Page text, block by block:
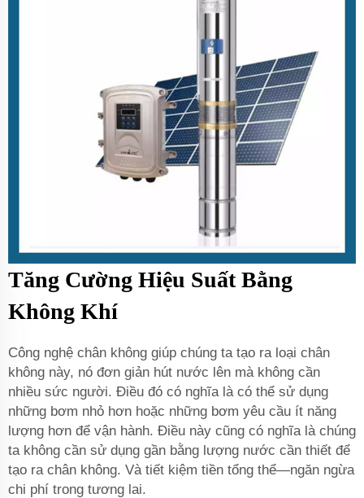
Tăng Cường Hiệu Suất Bằng
Không Khí
Công nghệ chân không giúp chúng ta tạo ra loại chân
không này, nó đơn giản hút nước lên mà không cần
nhiều sức người. Điều đó có nghĩa là có thể sử dụng
những bơm nhỏ hơn hoặc những bơm yêu cầu ít năng
lượng hơn để vận hành. Điều này cũng có nghĩa là chúng
ta không cần sử dụng gần bằng lượng nước cần thiết để
tạo ra chân không. Và tiết kiệm tiền tổng thể—ngăn ngừa
chi phí trong tương lai.